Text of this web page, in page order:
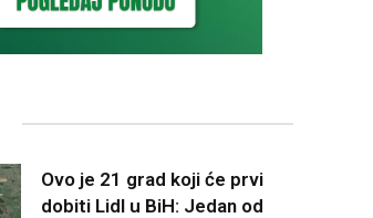
Ovo je 21 grad koji će prvi
dobiti Lidl u BiH: Jedan od